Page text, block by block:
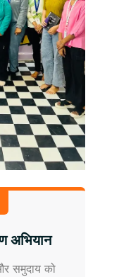
अभियान
समुदाय को